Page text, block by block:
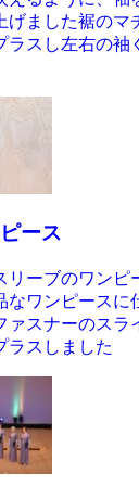
げました裾のマ
ラスし左右の袖
ース
リーブのワンピ
なワンピースに
ァスナーのスラ
ラスしました